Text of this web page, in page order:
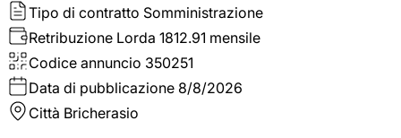
Tipo di contratto Somministrazione
Retribuzione Lorda 1812.91 mensile
Codice annuncio 350251
Data di pubblicazione 8/8/2026
Città Bricherasio